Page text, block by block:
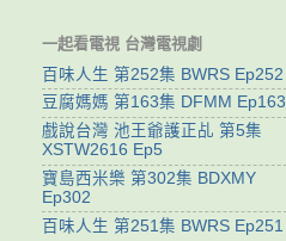
一起看電視 台灣電視劇
百味人生 第252集 BWRS Ep252
豆腐媽媽 第163集 DFMM Ep163
戲說台灣 池王爺護正乩 第5集
XSTW2616 Ep5
寶島西米樂 第302集 BDXMY
Ep302
百味人生 第251集 BWRS Ep251